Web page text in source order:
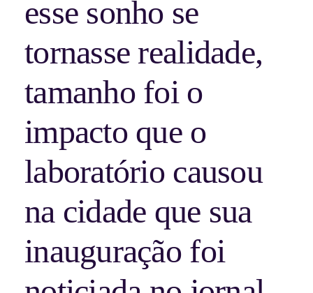
esse sonho se
tornasse realidade,
tamanho foi o
impacto que o
laboratório causou
na cidade que sua
inauguração foi